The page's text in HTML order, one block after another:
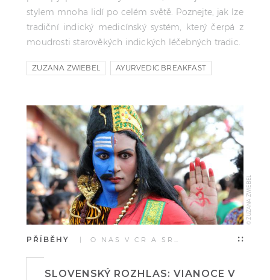
stylem mnoha lidí po celém světě. Poznejte, jak lze
tradiční indický medicínský systém, který čerpá z
moudrosti starověkých indických léčebných tradic.
ZUZANA ZWIEBEL AYURVEDIC BREAKFAST
© ZUZANA ZWIEBEL
PŘÍBĚHY | O NÁS V ČR A SR…
SLOVENSKÝ ROZHLAS: VIANOCE V